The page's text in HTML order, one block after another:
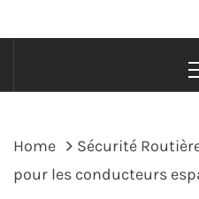
Home Sécurité
pour les conducteurs